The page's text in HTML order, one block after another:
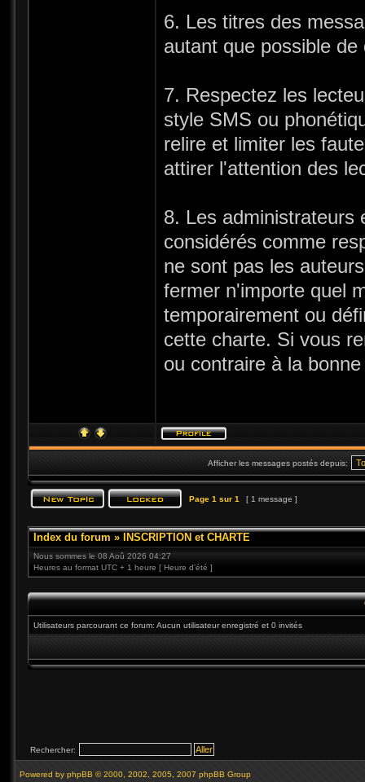
6. Les titres des
autant que possible
7. Respectez les
style SMS ou
relire et limiter les
attirer l'attention des
8. Les administrateurs
considérés comme
ne sont pas les
fermer n'importe quel
temporairement ou
cette charte. Si vous
ou contraire à la
Afficher les messages postés depuis:
Page 1 sur 1 [ 1 message ]
Index du forum » INSCRIPTION et CHARTE
Nous sommes le 08 Aoû 2026 04:27
Heures au format UTC + 1 heure [ Heure d’été ]
Utilisateurs parcourant ce forum: Aucun utilisateur enregistré et 0 invités
Rechercher:
Powered by phpBB © 2000, 2002, 2005, 2007 phpBB Group